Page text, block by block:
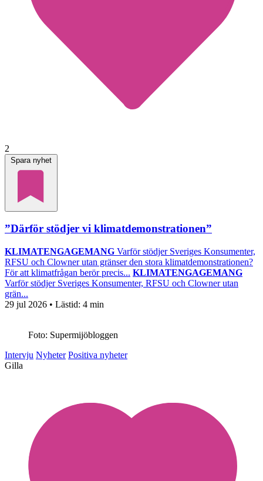
2
Spara nyhet
”Därför stödjer vi klimatdemonstrationen”
KLIMATENGAGEMANG Varför stödjer Sveriges Konsumenter,
RFSU och Clowner utan gränser den stora klimatdemonstrationen?
För att klimatfrågan berör precis... KLIMATENGAGEMANG
Varför stödjer Sveriges Konsumenter, RFSU och Clowner utan
grän...
29 jul 2026 • Lästid: 4 min
Foto: Supermijöbloggen
Intervju Nyheter Positiva nyheter
Gilla